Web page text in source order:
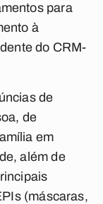
para
à
do CRM-
de
de
em
além de
(máscaras,